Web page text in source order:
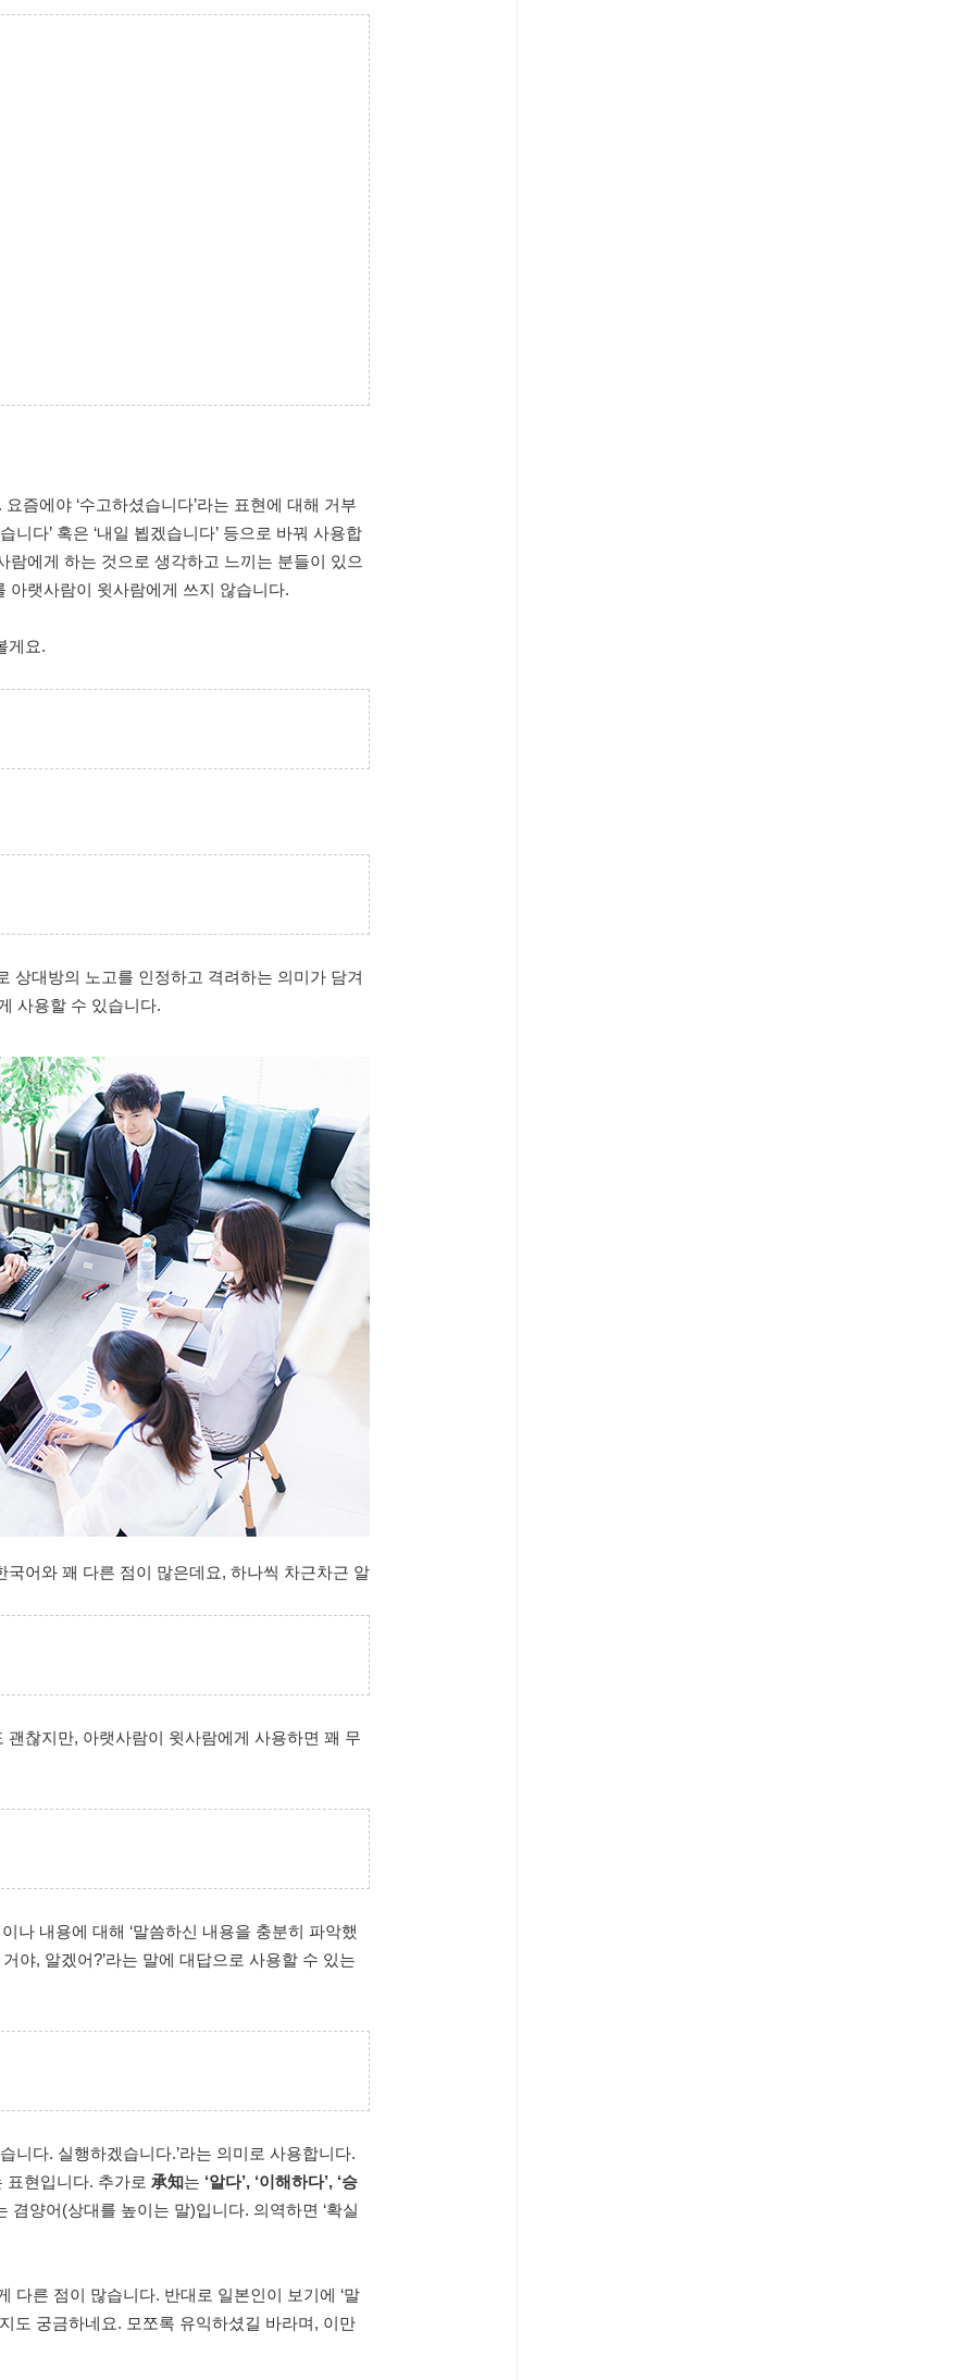
즘에야 ‘수고하셨습니다’라는 표현에 대해 거부
다’ 혹은 ‘내일 뵙겠습니다’ 등으로 바꿔 사용합
람에게 하는 것으로 생각하고 느끼는 분들이 있으
아랫사람이 윗사람에게 쓰지 않습니다.
게요.
상대방의 노고를 인정하고 격려하는 의미가 담겨
사용할 수 있습니다.
국어와 꽤 다른 점이 많은데요, 하나씩 차근차근 알
찮지만, 아랫사람이 윗사람에게 사용하면 꽤 무
나 내용에 대해 ‘말씀하신 내용을 충분히 파악했
야, 알겠어?’라는 말에 대답으로 사용할 수 있는
니다. 실행하겠습니다.’라는 의미로 사용합니다.
표현입니다. 추가로 承知는 ‘알다’, ‘이해하다’, ‘승
겸양어(상대를 높이는 말)입니다. 의역하면 ‘확실
다른 점이 많습니다. 반대로 일본인이 보기에 ‘말
도 궁금하네요. 모쪼록 유익하셨길 바라며, 이만